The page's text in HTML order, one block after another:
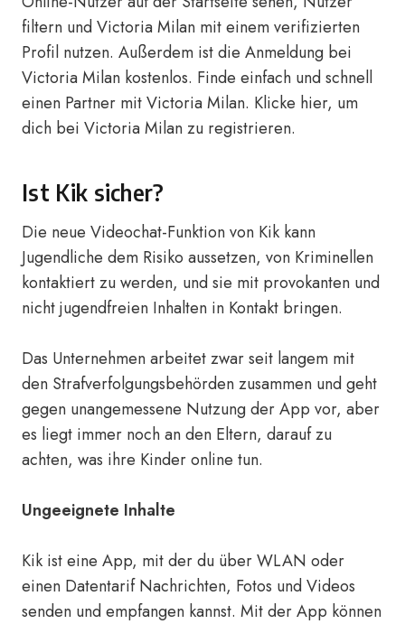
filtern und Victoria Milan mit einem verifizierten
Profil nutzen. Außerdem ist die Anmeldung bei
Victoria Milan kostenlos. Finde einfach und schnell
einen Partner mit Victoria Milan. Klicke hier, um
dich bei Victoria Milan zu registrieren.
Ist Kik sicher?
Die neue Videochat-Funktion von Kik kann
Jugendliche dem Risiko aussetzen, von Kriminellen
kontaktiert zu werden, und sie mit provokanten und
nicht jugendfreien Inhalten in Kontakt bringen.
Das Unternehmen arbeitet zwar seit langem mit
den Strafverfolgungsbehörden zusammen und geht
gegen unangemessene Nutzung der App vor, aber
es liegt immer noch an den Eltern, darauf zu
achten, was ihre Kinder online tun.
Ungeeignete Inhalte
Kik ist eine App, mit der du über WLAN oder
einen Datentarif Nachrichten, Fotos und Videos
senden und empfangen kannst. Mit der App können